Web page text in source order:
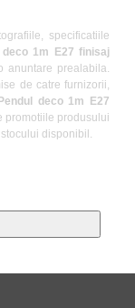
specificatiile
deco 1m E27 finisaj
anuntare prealabila.
de catre furnizorii,
Pendul deco 1m E27
promotiile produsului
disponibil.